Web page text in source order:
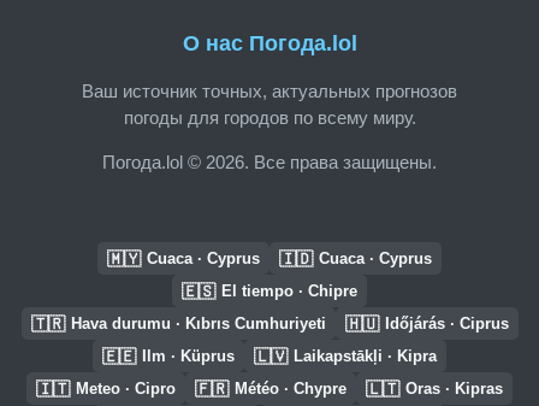
О нас Погода.lol
Ваш источник точных, актуальных прогнозов
погоды для городов по всему миру.
Погода.lol © 2026. Все права защищены.
🇲🇾 Cuaca · Cyprus 🇮🇩 Cuaca · Cyprus
🇪🇸 El tiempo · Chipre
🇹🇷 Hava durumu · Kıbrıs Cumhuriyeti 🇭🇺 Időjárás · Ciprus
🇪🇪 Ilm · Küprus 🇱🇻 Laikapstākļi · Kipra
🇮🇹 Meteo · Cipro 🇫🇷 Météo · Chypre 🇱🇹 Oras · Kipras